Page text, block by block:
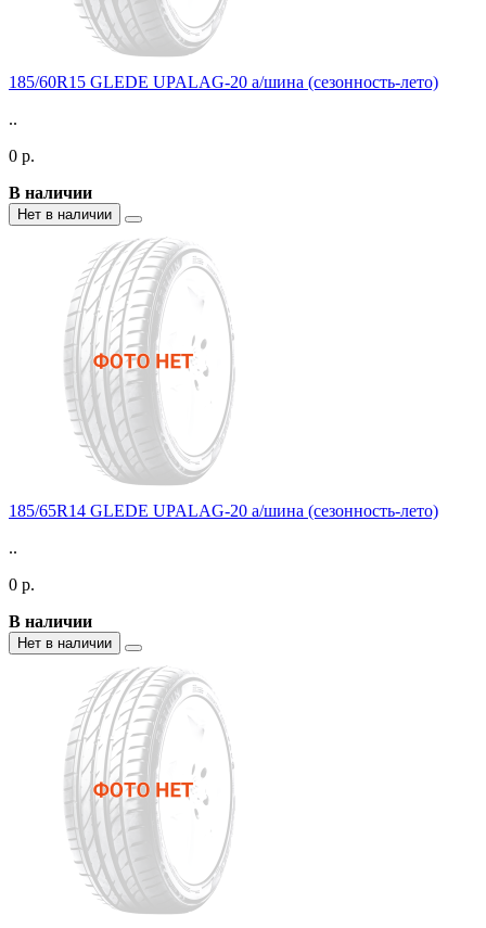
185/60R15 GLEDE UPALAG-20 а/шина (сезонность-лето)
..
0 р.
В наличии
Нет в наличии
185/65R14 GLEDE UPALAG-20 а/шина (сезонность-лето)
..
0 р.
В наличии
Нет в наличии